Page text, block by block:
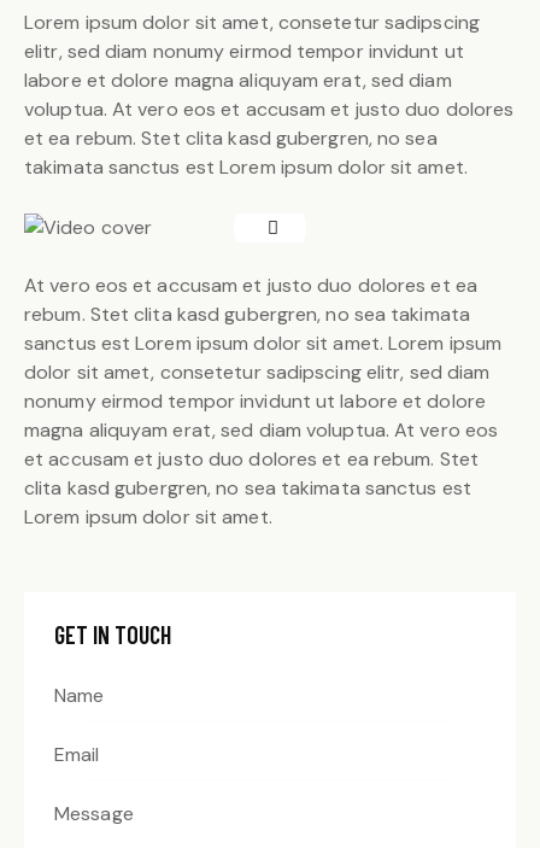
Lorem ipsum dolor sit amet, consetetur sadipscing
elitr, sed diam nonumy eirmod tempor invidunt ut
labore et dolore magna aliquyam erat, sed diam
voluptua. At vero eos et accusam et justo duo dolores
et ea rebum. Stet clita kasd gubergren, no sea
takimata sanctus est Lorem ipsum dolor sit amet.
At vero eos et accusam et justo duo dolores et ea
rebum. Stet clita kasd gubergren, no sea takimata
sanctus est Lorem ipsum dolor sit amet. Lorem ipsum
dolor sit amet, consetetur sadipscing elitr, sed diam
nonumy eirmod tempor invidunt ut labore et dolore
magna aliquyam erat, sed diam voluptua. At vero eos
et accusam et justo duo dolores et ea rebum. Stet
clita kasd gubergren, no sea takimata sanctus est
Lorem ipsum dolor sit amet.
GET IN TOUCH